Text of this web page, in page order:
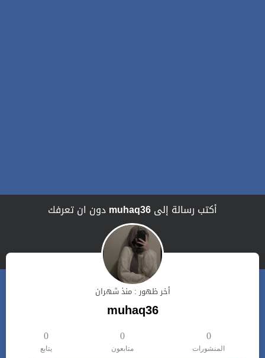
أكتب رسالة إلىmuhaq36دون ان تعرفك
أخر ظهور : منذ شهران
muhaq36
0
المنشورات
0
متابعون
0
يتابع